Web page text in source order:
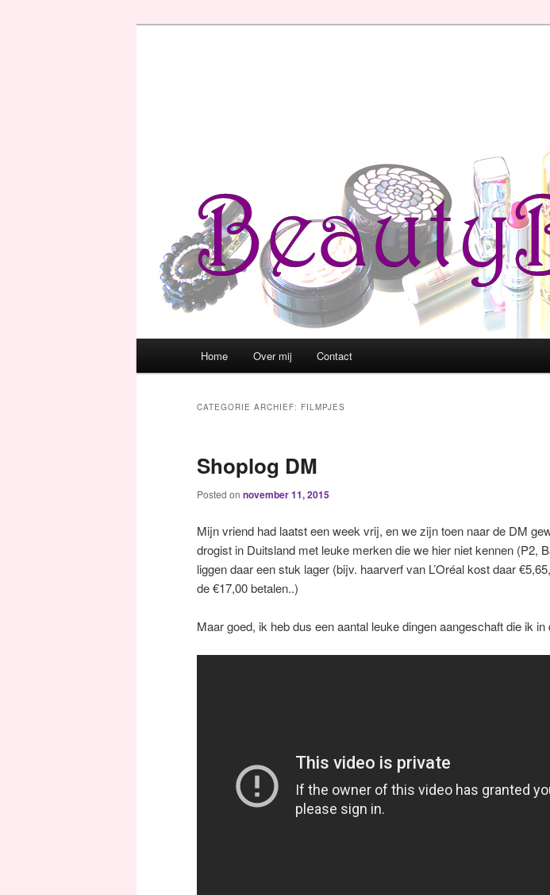
Spring naar de primaire inhoud
Spring naar de secundaire inhoud
Home Over mij Contact
CATEGORIE ARCHIEF: FILMPJES
Shoplog DM
Posted on november 11, 2015
Mijn vriend had laatst een week vrij, en we zijn toen naar de DM
drogist in Duitsland met leuke merken die we hier niet kennen (P2,
liggen daar een stuk lager (bijv. haarverf van L’Oréal kost daar
de €17,00 betalen..)
Maar goed, ik heb dus een aantal leuke dingen aangeschaft die ik in